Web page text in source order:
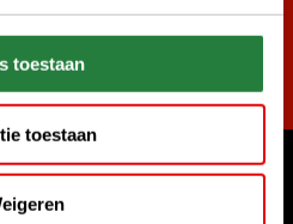
toestaan
toestaan